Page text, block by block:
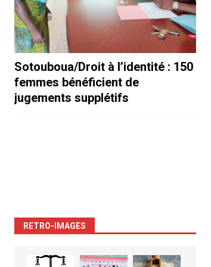
Sotouboua/Droit à l’identité : 150
femmes bénéficient de
jugements supplétifs
RETRO-IMAGES